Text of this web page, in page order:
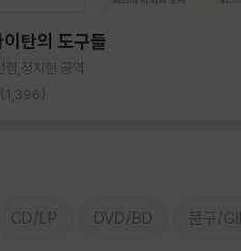
탄의 도구들
,정지현 공역
(1,396)
CD/LP DVD/BD 문구/